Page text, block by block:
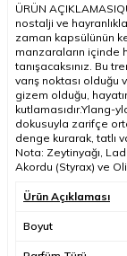
ÜRÜN
nostalji ve
zaman kapsülünün
manzaraların içinde
tanışacaksınız. Bu
varış noktası
gizem olduğu,
kutlamasıdır.Ylang-
dokusuyla zarifçe
denge kurarak, tatlı
Nota: Zeytinyağı,
Akordu (Styrax) ve
Ürün Açıklaması
Boyut